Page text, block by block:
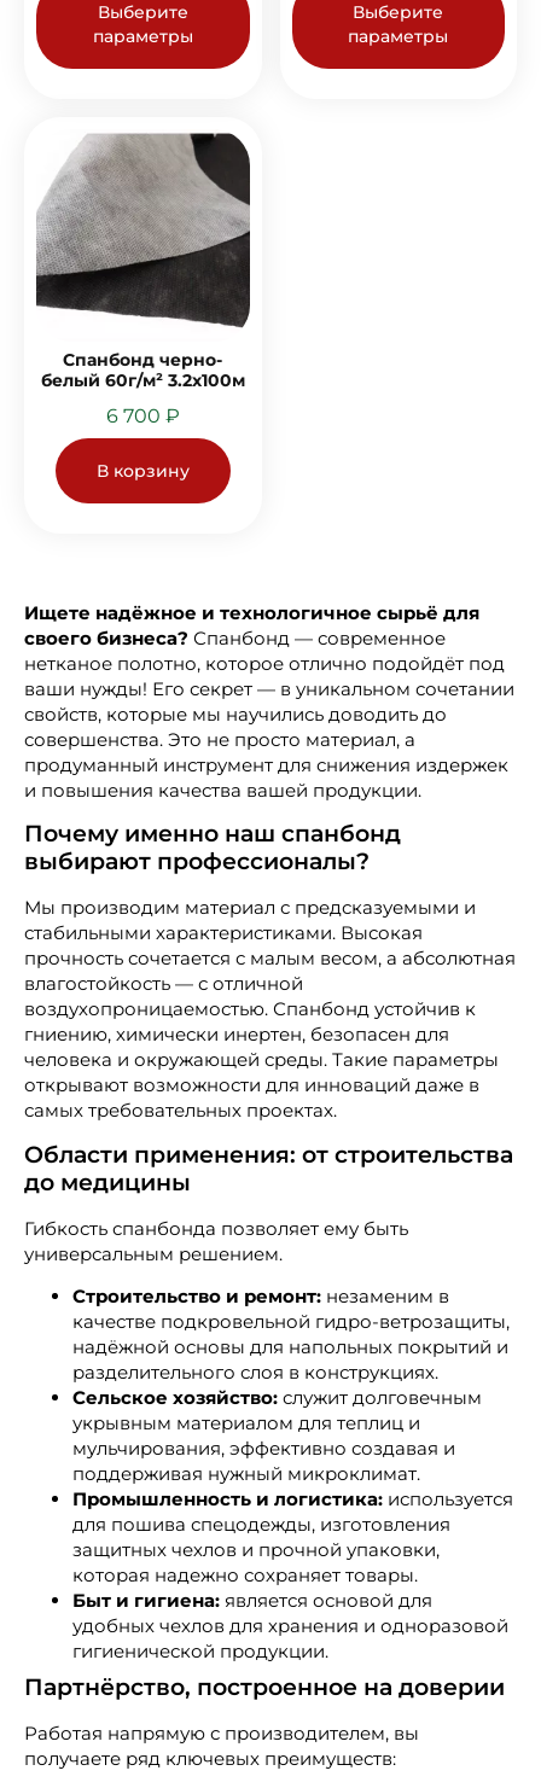
Выберите
параметры
Выберите
параметры
Спанбонд черно-
белый 60г/м² 3.2х100м
6 700 ₽
В корзину
Ищете надёжное и технологичное сырьё для
своего бизнеса? Спанбонд — современное
нетканое полотно, которое отлично подойдёт под
ваши нужды! Его секрет — в уникальном сочетании
свойств, которые мы научились доводить до
совершенства. Это не просто материал, а
продуманный инструмент для снижения издержек
и повышения качества вашей продукции.
Почему именно наш спанбонд
выбирают профессионалы?
Мы производим материал с предсказуемыми и
стабильными характеристиками. Высокая
прочность сочетается с малым весом, а абсолютная
влагостойкость — с отличной
воздухопроницаемостью. Спанбонд устойчив к
гниению, химически инертен, безопасен для
человека и окружающей среды. Такие параметры
открывают возможности для инноваций даже в
самых требовательных проектах.
Области применения: от строительства
до медицины
Гибкость спанбонда позволяет ему быть
универсальным решением.
Строительство и ремонт: незаменим в
качестве подкровельной гидро-ветрозащиты,
надёжной основы для напольных покрытий и
разделительного слоя в конструкциях.
Сельское хозяйство: служит долговечным
укрывным материалом для теплиц и
мульчирования, эффективно создавая и
поддерживая нужный микроклимат.
Промышленность и логистика: используется
для пошива спецодежды, изготовления
защитных чехлов и прочной упаковки,
которая надежно сохраняет товары.
Быт и гигиена: является основой для
удобных чехлов для хранения и одноразовой
гигиенической продукции.
Партнёрство, построенное на доверии
Работая напрямую с производителем, вы
получаете ряд ключевых преимуществ: